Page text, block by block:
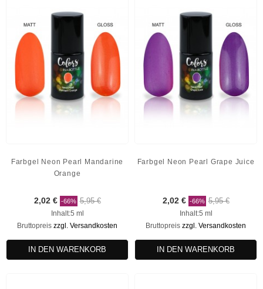
Farbgel Neon Pearl Mandarine
Orange
2,02 € -66% 5,95 €
Inhalt:5 ml
Bruttopreis zzgl. Versandkosten
IN DEN WARENKORB
Farbgel Neon Pearl Grape Juice
2,02 € -66% 5,95 €
Inhalt:5 ml
Bruttopreis zzgl. Versandkosten
IN DEN WARENKORB